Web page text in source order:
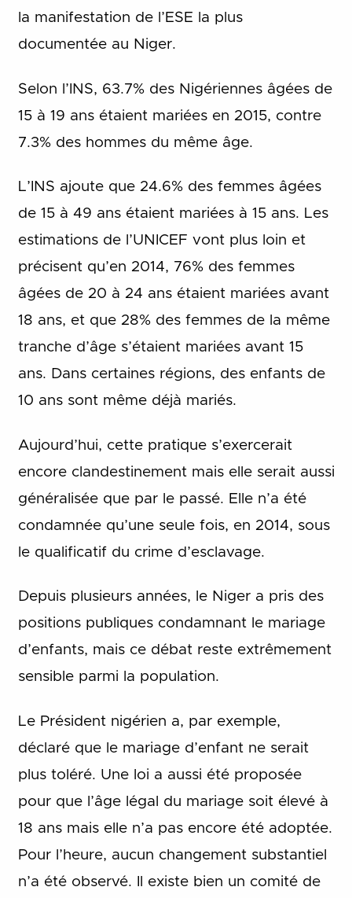
la manifestation de l’ESE la plus
documentée au Niger.
Selon l’INS, 63.7% des Nigériennes âgées de
15 à 19 ans étaient mariées en 2015, contre
7.3% des hommes du même âge.
L’INS ajoute que 24.6% des femmes âgées
de 15 à 49 ans étaient mariées à 15 ans. Les
estimations de l’UNICEF vont plus loin et
précisent qu’en 2014, 76% des femmes
âgées de 20 à 24 ans étaient mariées avant
18 ans, et que 28% des femmes de la même
tranche d’âge s’étaient mariées avant 15
ans. Dans certaines régions, des enfants de
10 ans sont même déjà mariés.
Aujourd’hui, cette pratique s’exercerait
encore clandestinement mais elle serait aussi
généralisée que par le passé. Elle n’a été
condamnée qu’une seule fois, en 2014, sous
le qualificatif du crime d’esclavage.
Depuis plusieurs années, le Niger a pris des
positions publiques condamnant le mariage
d’enfants, mais ce débat reste extrêmement
sensible parmi la population.
Le Président nigérien a, par exemple,
déclaré que le mariage d’enfant ne serait
plus toléré. Une loi a aussi été proposée
pour que l’âge légal du mariage soit élevé à
18 ans mais elle n’a pas encore été adoptée.
Pour l’heure, aucun changement substantiel
n’a été observé. Il existe bien un comité de